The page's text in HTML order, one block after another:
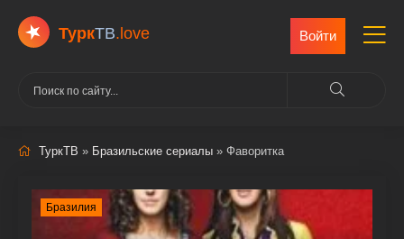
ТуркТВ.love Войти
ТуркТВ » Бразильские сериалы » Фаворитка
Бразилия